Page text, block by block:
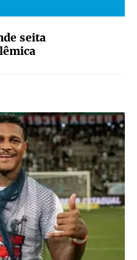
seita